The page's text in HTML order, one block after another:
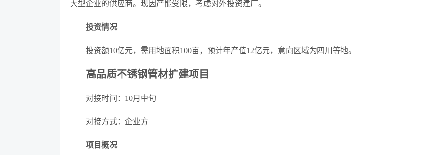
大型企业的供应商。现因产能受限，考虑对外投资建厂。
投资情况
投资额10亿元，需用地面积100亩，预计年产值12亿元，意向区域为四川等地。
高品质不锈钢管材扩建项目
对接时间： 10月中旬
对接方式：企业方
项目概况